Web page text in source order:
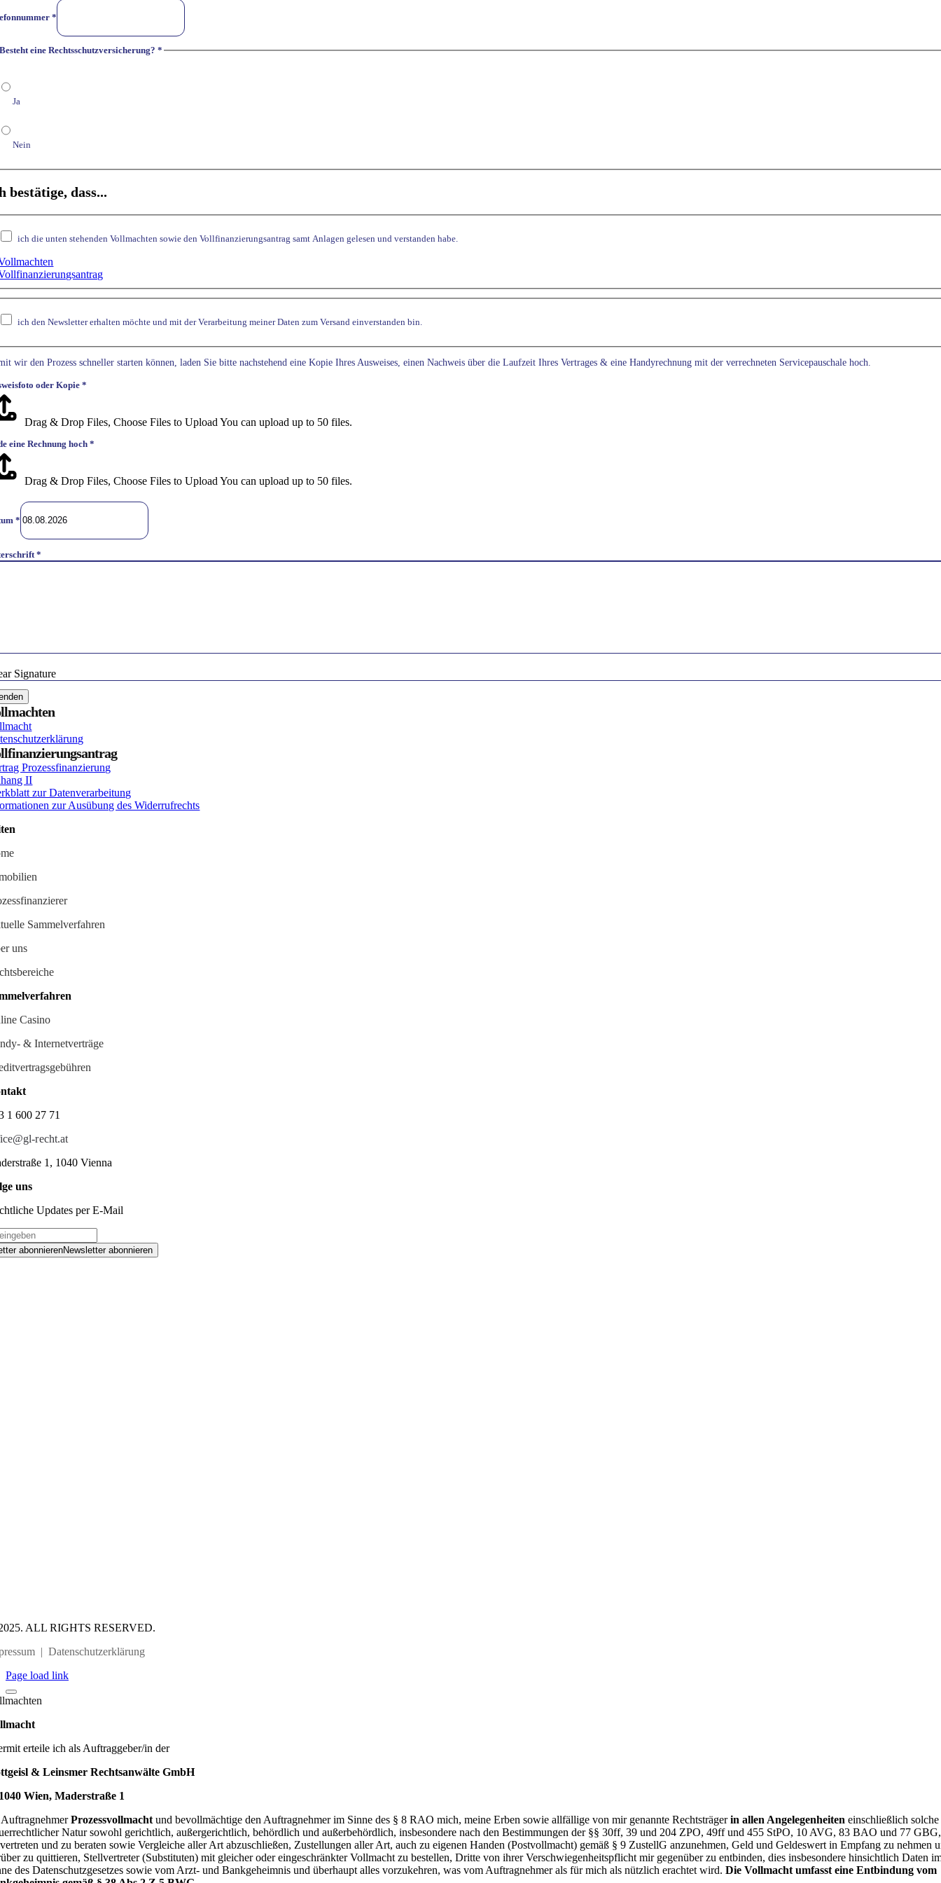
*
Besteht eine Rechtsschutzversicherung?*
Ja
Nein
bestätige, dass...
ich die unten stehenden Vollmachten sowie den Vollfinanzierungsantrag samt Anlagen gelesen und verstanden habe.
ich den Newsletter erhalten möchte und mit der Verarbeitung meiner Daten zum Versand einverstanden bin.
wir den Prozess schneller starten können, laden Sie bitte nachstehend eine Kopie Ihres Ausweises, einen Nachweis über die Laufzeit Ihres Vertrages & eine Handyrechnung mit der verrechneten Servicepauschale hoch.
oder Kopie*
Drag & Drop Files,Choose Files to Upload You can upload up to 50 files.
eine Rechnung hoch*
Drag & Drop Files,Choose Files to Upload You can upload up to 50 files.
*
*
Signature
Prozessfinanzierung
II
zur Datenverarbeitung
zur Ausübung des Widerrufrechts
Sammelverfahren
uns
Casino
& Internetverträge
1 600 27 71
recht.at
1, 1040 Vienna
uns
Updates per E-Mail
abonnierenNewsletter abonnieren
ALL RIGHTS RESERVED.
|Datenschutzerklärung
Page load link
erteile ich als Auftraggeber/in der
& Leinsmer Rechtsanwälte GmbH
Wien, Maderstraße 1
AuftragnehmerProzessvollmachtund bevollmächtige den Auftragnehmer im Sinne des § 8 RAO mich, meine Erben sowie allfällige von mir genannte Rechtsträgerin allen Angelegenheiten einschließlich solche
Natur sowohl gerichtlich, außergerichtlich, behördlich und außerbehördlich, insbesondere nach den Bestimmungen der §§ 30ff, 39 und 204 ZPO, 49ff und 455 StPO, 10 AVG, 83 BAO und 77 GBG,
und zu beraten sowie Vergleiche aller Art abzuschließen, Zustellungen aller Art, auch zu eigenen Handen (Postvollmacht) gemäß § 9 ZustellG anzunehmen, Geld und Geldeswert in Empfang zu nehmen
zu quittieren, Stellvertreter (Substituten) mit gleicher oder eingeschränkter Vollmacht zu bestellen, Dritte von ihrer Verschwiegenheitspflicht mir gegenüber zu entbinden, dies insbesondere hinsichtlich Daten
des Datenschutzgesetzes sowie vom Arzt- und Bankgeheimnis und überhaupt alles vorzukehren, was vom Auftragnehmer als für mich als nützlich erachtet wird.Die Vollmacht umfasst eine Entbindung vom